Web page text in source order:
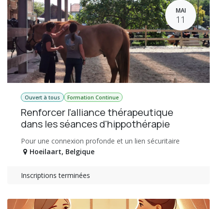
MAI
11
Ouvert à tous Formation Continue
Renforcer l'alliance thérapeutique
dans les séances d'hippothérapie
Pour une connexion profonde et un lien sécuritaire
Hoeilaart, Belgique
Inscriptions terminées